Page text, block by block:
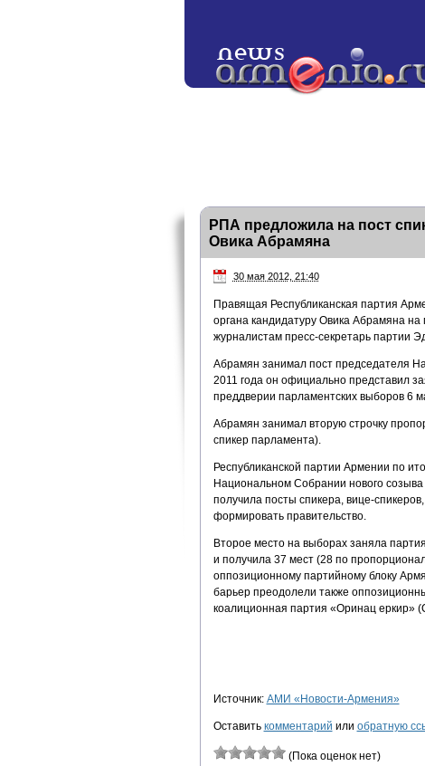
РПА предложила на пост
Овика Абрамяна
30 мая 2012, 21:40
Правящая Республиканская партия
органа кандидатуру Овика Абрамяна на
журналистам пресс-секретарь партии
Абрамян занимал пост председателя
2011 года он официально представил
преддверии парламентских выборов 6
Абрамян занимал вторую строчку
спикер парламента).
Республиканской партии Армении по
Национальном Собрании нового
получила посты спикера, вице-
формировать правительство.
Второе место на выборах заняла
и получила 37 мест (28 по
оппозиционному партийному блоку
барьер преодолели также
коалиционная партия «Оринац еркир»
Источник: АМИ «Новости-Армения»
Оставить комментарий или обратную
(Пока оценок нет)